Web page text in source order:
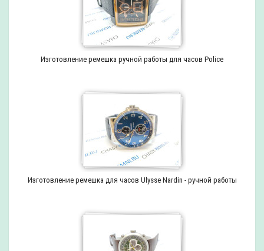
Изготовление ремешка ручной работы для часов Police
Изготовление ремешка для часов Ulysse Nardin - ручной работы